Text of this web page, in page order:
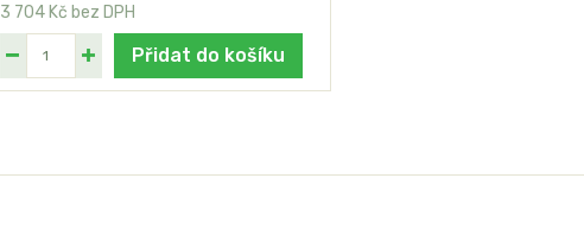
3 704 Kč bez DPH
Přidat do košíku